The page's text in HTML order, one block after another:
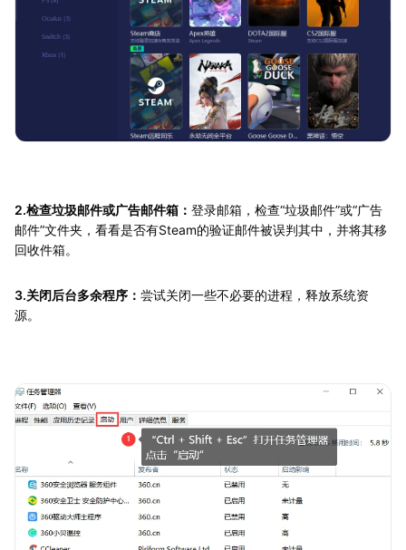
2.检查垃圾邮件或广告邮件箱： 登录邮箱，检查“垃圾邮件”或“广告
邮件”文件夹，看看是否有Steam的验证邮件被误判其中，并将其移
回收件箱。
3.关闭后台多余程序： 尝试关闭一些不必要的进程，释放系统资
源。